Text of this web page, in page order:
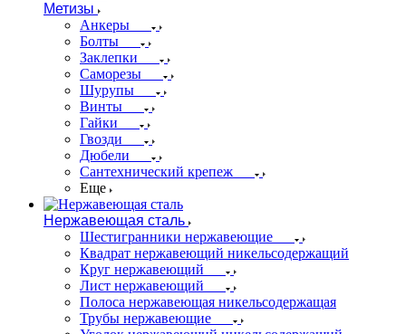
Метизы
Анкеры
Болты
Заклепки
Саморезы
Шурупы
Винты
Гайки
Гвозди
Дюбели
Сантехнический крепеж
Еще
Нержавеющая сталь
Шестигранники нержавеющие
Квадрат нержавеющий никельсодержащий
Круг нержавеющий
Лист нержавеющий
Полоса нержавеющая никельсодержащая
Трубы нержавеющие